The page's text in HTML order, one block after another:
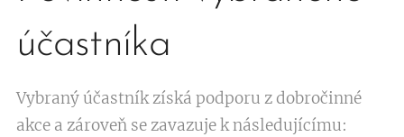
účastníka
Vybraný účastník získá podporu z dobročinné
akce a zároveň se zavazuje k následujícímu: